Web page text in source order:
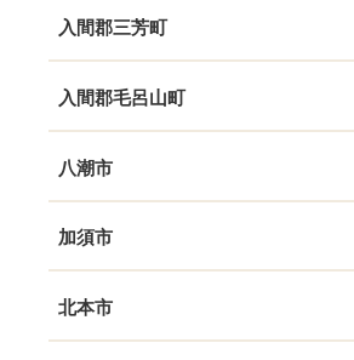
入間郡三芳町
入間郡毛呂山町
八潮市
加須市
北本市